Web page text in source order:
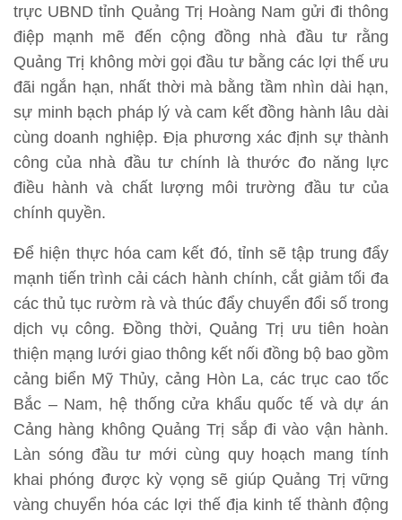
trực UBND tỉnh Quảng Trị Hoàng Nam gửi đi thông
điệp mạnh mẽ đến cộng đồng nhà đầu tư rằng
Quảng Trị không mời gọi đầu tư bằng các lợi thế ưu
đãi ngắn hạn, nhất thời mà bằng tầm nhìn dài hạn,
sự minh bạch pháp lý và cam kết đồng hành lâu dài
cùng doanh nghiệp. Địa phương xác định sự thành
công của nhà đầu tư chính là thước đo năng lực
điều hành và chất lượng môi trường đầu tư của
chính quyền.
Để hiện thực hóa cam kết đó, tỉnh sẽ tập trung đẩy
mạnh tiến trình cải cách hành chính, cắt giảm tối đa
các thủ tục rườm rà và thúc đẩy chuyển đổi số trong
dịch vụ công. Đồng thời, Quảng Trị ưu tiên hoàn
thiện mạng lưới giao thông kết nối đồng bộ bao gồm
cảng biển Mỹ Thủy, cảng Hòn La, các trục cao tốc
Bắc – Nam, hệ thống cửa khẩu quốc tế và dự án
Cảng hàng không Quảng Trị sắp đi vào vận hành.
Làn sóng đầu tư mới cùng quy hoạch mang tính
khai phóng được kỳ vọng sẽ giúp Quảng Trị vững
vàng chuyển hóa các lợi thế địa kinh tế thành động